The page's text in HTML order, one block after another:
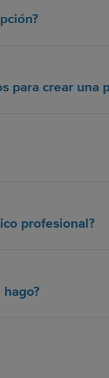
para crear una
profesional?